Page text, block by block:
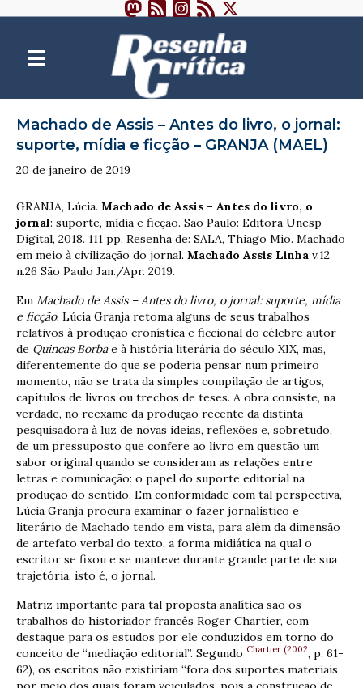
Machado de Assis – Antes do livro, o jornal:
suporte, mídia e ficção – GRANJA (MAEL)
20 de janeiro de 2019
GRANJA, Lúcia. Machado de Assis – Antes do livro, o
jornal: suporte, mídia e ficção. São Paulo: Editora Unesp
Digital, 2018. 111 pp. Resenha de: SALA, Thiago Mio. Machado
em meio à civilização do jornal. Machado Assis Linha v.12
n.26 São Paulo Jan./Apr. 2019.
Em Machado de Assis – Antes do livro, o jornal: suporte, mídia
e ficção, Lúcia Granja retoma alguns de seus trabalhos
relativos à produção cronística e ficcional do célebre autor
de Quincas Borbae à história literária do século XIX, mas,
diferentemente do que se poderia pensar num primeiro
momento, não se trata da simples compilação de artigos,
capítulos de livros ou trechos de teses. A obra consiste, na
verdade, no reexame da produção recente da distinta
pesquisadora à luz de novas ideias, reflexões e, sobretudo,
de um pressuposto que confere ao livro em questão um
sabor original quando se consideram as relações entre
letras e comunicação: o papel do suporte editorial na
produção do sentido. Em conformidade com tal perspectiva,
Lúcia Granja procura examinar o fazer jornalístico e
literário de Machado tendo em vista, para além da dimensão
de artefato verbal do texto, a forma midiática na qual o
escritor se fixou e se manteve durante grande parte de sua
trajetória, isto é, o jornal.
Matriz importante para tal proposta analítica são os
trabalhos do historiador francês Roger Chartier, com
destaque para os estudos por ele conduzidos em torno do
conceito de “mediação editorial”. Segundo Chartier (2002, p. 61-
62), os escritos não existiriam “fora dos suportes materiais